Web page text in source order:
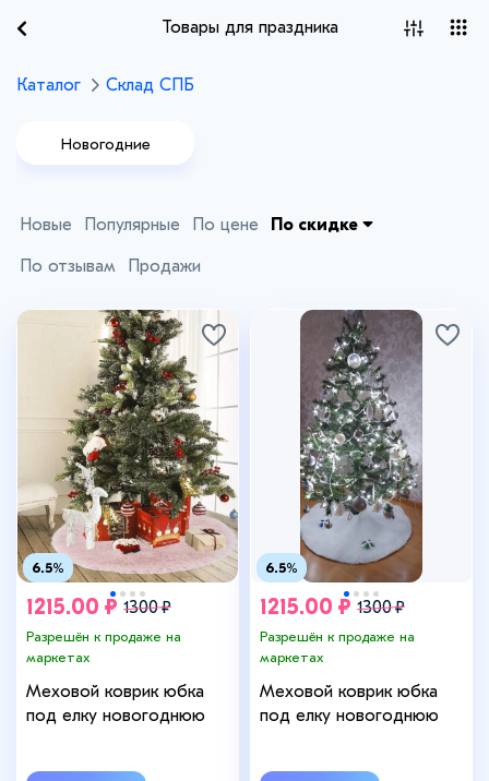
Товары для праздника
Каталог Склад СПБ
Новогодние
Новые Популярные По цене По скидке
По отзывам Продажи
6.5%
1215.00 ₽ 1300 ₽
Разрешён к продаже на
маркетах
Меховой коврик юбка
под елку новогоднюю
6.5%
1215.00 ₽ 1300 ₽
Разрешён к продаже на
маркетах
Меховой коврик юбка
под елку новогоднюю